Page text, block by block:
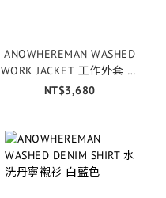
ANOWHEREMAN WASHED
WORK JACKET 工作外套 黑
色
NT$3,680